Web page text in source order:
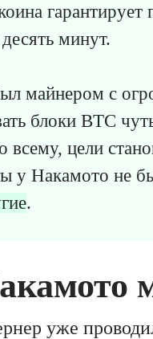
минут.
майнером с
блоки BTC
всему, цели
у Накамото не
.
уже